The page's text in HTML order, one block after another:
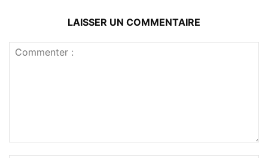
LAISSER UN COMMENTAIRE